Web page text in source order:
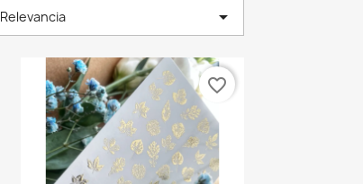
Relevancia 
favorite_border